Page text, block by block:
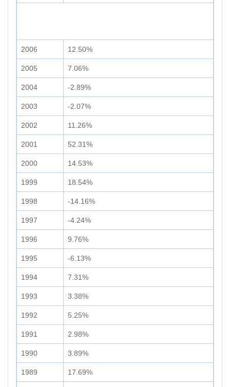
2006 12.50%
2005 7.06%
2004 -2.89%
2003 -2.07%
2002 11.26%
2001 52.31%
2000 14.53%
1999 18.54%
1998 -14.16%
1997 -4.24%
1996 9.76%
1995 -6.13%
1994 7.31%
1993 3.38%
1992 5.25%
1991 2.98%
1990 3.89%
1989 17.69%